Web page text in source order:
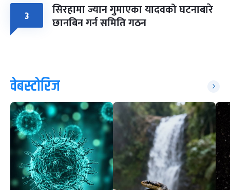
३ सिरहामा ज्यान गुमाएका यादवको घटनाबारे
छानबिन गर्न समिति गठन
वेबस्टोरिज